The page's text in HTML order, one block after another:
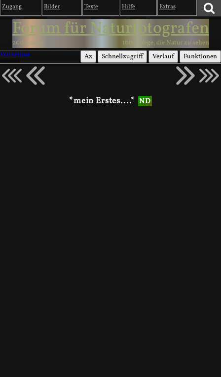
Zugang Bilder Texte Hilfe Extras
Forum für Naturfotografen
2003-2026
1000 Wege, die Natur zu sehen
Wirbellose
Az Schnellzugriff Verlauf Funktionen
*mein Erstes....*